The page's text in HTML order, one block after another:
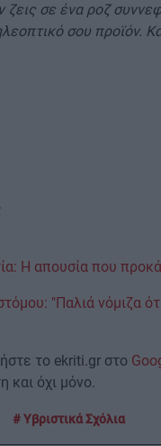
ζεις σε ένα ροζ
σου προϊόν.
Η απουσία που
"Παλιά νόμιζα
το ekriti.gr στο
και όχι μόνο.
Υβριστικά Σχόλια